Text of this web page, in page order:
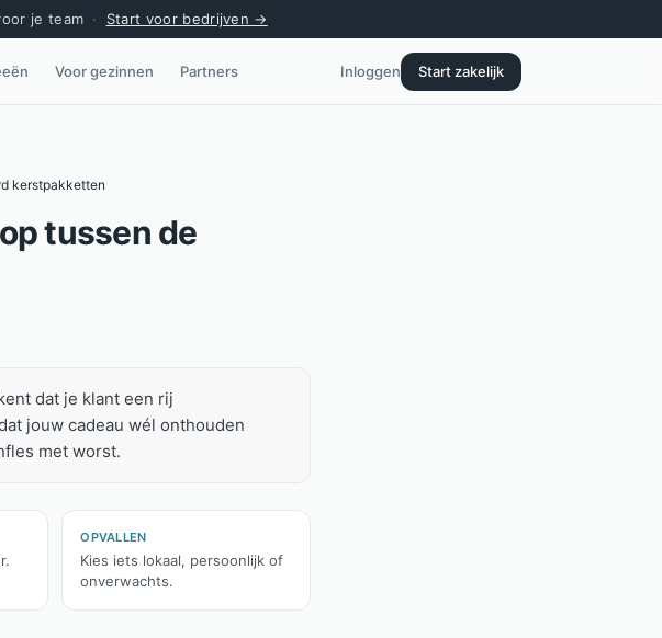
je team · Start voor bedrijven →
Voor gezinnen Partners Inloggen Start zakelijk
kerstpakketten
tussen de
dat je klant een rij
jouw cadeau wél onthouden
met worst.
OPVALLEN
Kies iets lokaal, persoonlijk of
onverwachts.